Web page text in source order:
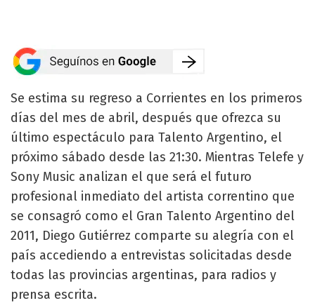
Se estima su regreso a Corrientes en los primeros
días del mes de abril, después que ofrezca su
último espectáculo para Talento Argentino, el
próximo sábado desde las 21:30. Mientras Telefe y
Sony Music analizan el que será el futuro
profesional inmediato del artista correntino que
se consagró como el Gran Talento Argentino del
2011, Diego Gutiérrez comparte su alegría con el
país accediendo a entrevistas solicitadas desde
todas las provincias argentinas, para radios y
prensa escrita.